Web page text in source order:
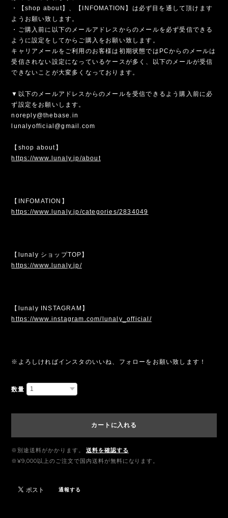
・【shop about】、【INFOMATION】は必ず目を通して頂けます
ようお願い致します。
・ご購入前に以下のメールアドレスからのメールを必ず受信できる
ように設定をしてからご購入をお願い致します。
キャリアメールをご利用のお客様は初期状態ではPCからのメールは
受信されない設定になっているケースが多く、以下のメールが受信
できないことが大変多くなっております。
▼以下のメールアドレスからのメールを受信できるよう購入前に必
ず設定をお願いします。
noreply@thebase.in
lunalyofficial@gmail.com
【shop about】
https://www.lunaly.jp/about
【INFOMATION】
https://www.lunaly.jp/categories/2834049
【lunaly ショップTOP】
https://www.lunaly.jp/
【lunaly INSTAGRAM】
https://www.instagram.com/lunaly_official/
※よろしければインスタのいいね、フォローをお願い致します！
数量
カートに入れる
※別途送料がかかります。
送料を確認する
※¥9,000以上のご注文で国内送料が無料になります。
通報する